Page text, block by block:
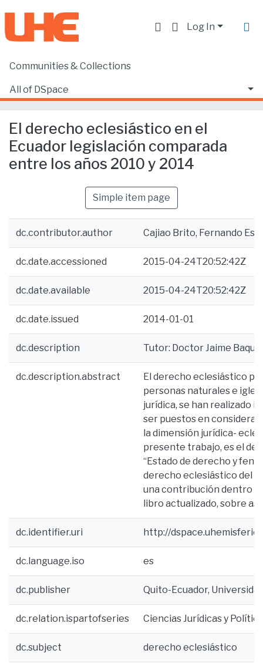
Log In
Communities & Collections
All of DSpace
Home
Facultad de Derecho
El derecho eclesiástico en el Ecuador legislación comparada entre los años 2010 y 2014
El derecho eclesiástico en el
Ecuador legislación comparada
entre los años 2010 y 2014
Simple item page
dc.contributor.author Cajiao Brito, Fernando
dc.date.accessioned 2015-04-24T20:52:42Z
dc.date.available 2015-04-24T20:52:42Z
dc.date.issued 2014-01-01
dc.description Tutor: Doctor Jaime
dc.description.abstract
El derecho eclesiástico
personas naturales e
jurídica, se han realizado
ser puestos en
la dimensión jurídica-
presente trabajo, es el de
“Estado de derecho y
derecho eclesiástico del
una contribución dentro
libro actualizado, sobre
dc.identifier.uri http://
dc.language.iso es
dc.publisher Quito-Ecuador,
dc.relation.ispartofseries Ciencias Jurídicas y
dc.subject derecho eclesiástico